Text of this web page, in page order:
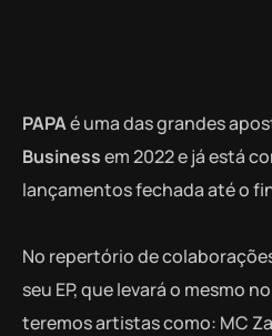
PAPAé uma das grandes
Businessem 2022 e já está
lançamentos fechada até o
No repertório de
seu EP, que levará o mesmo
teremos artistas como: MC